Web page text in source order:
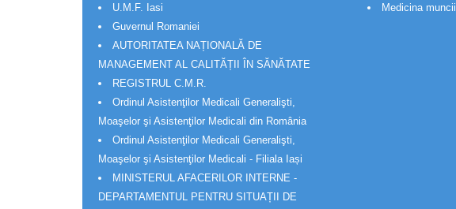
U.M.F. Iasi
Guvernul Romaniei
AUTORITATEA NAȚIONALĂ DE
MANAGEMENT AL CALITĂȚII ÎN SĂNĂTATE
REGISTRUL C.M.R.
Ordinul Asistenţilor Medicali Generalişti,
Moaşelor şi Asistenţilor Medicali din România
Ordinul Asistenţilor Medicali Generalişti,
Moaşelor şi Asistenţilor Medicali - Filiala Iași
MINISTERUL AFACERILOR INTERNE -
DEPARTAMENTUL PENTRU SITUAȚII DE
Medicina muncii